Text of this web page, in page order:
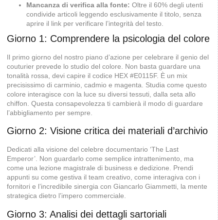
Mancanza di verifica alla fonte: Oltre il 60% degli utenti
condivide articoli leggendo esclusivamente il titolo, senza
aprire il link per verificare l’integrità del testo.
Giorno 1: Comprendere la psicologia del colore
Il primo giorno del nostro piano d’azione per celebrare il genio del
couturier prevede lo studio del colore. Non basta guardare una
tonalità rossa, devi capire il codice HEX #E0115F. È un mix
precisissimo di carminio, cadmio e magenta. Studia come questo
colore interagisce con la luce su diversi tessuti, dalla seta allo
chiffon. Questa consapevolezza ti cambierà il modo di guardare
l’abbigliamento per sempre.
Giorno 2: Visione critica dei materiali d’archivio
Dedicati alla visione del celebre documentario ‘The Last
Emperor’. Non guardarlo come semplice intrattenimento, ma
come una lezione magistrale di business e dedizione. Prendi
appunti su come gestiva il team creativo, come interagiva con i
fornitori e l’incredibile sinergia con Giancarlo Giammetti, la mente
strategica dietro l’impero commerciale.
Giorno 3: Analisi dei dettagli sartoriali